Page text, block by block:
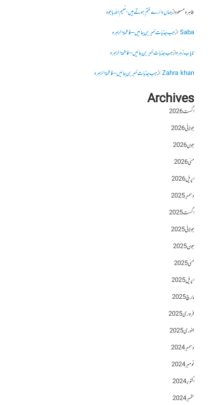
طاہرہ مسعودازجہاں دائرے ختم ہوتے ہیں- نعیم اللہ باجوہ
Sabaازجب جذبات خبر بن جائیں – فاطمۃالزہرہ
نایاب زہرہازجب جذبات خبر بن جائیں – فاطمۃالزہرہ
Zahra khanازجب جذبات خبر بن جائیں – فاطمۃالزہرہ
Archives
اگست 2026
جولائی 2026
جون 2026
مئی 2026
اپریل 2026
دسمبر 2025
اگست 2025
جولائی 2025
جون 2025
مئی 2025
اپریل 2025
مارچ 2025
فروری 2025
جنوری 2025
دسمبر 2024
نومبر 2024
اکتوبر 2024
ستمبر 2024